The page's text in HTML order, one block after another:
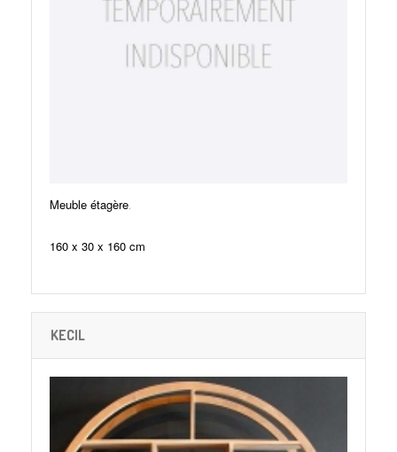
Meuble étagère
160 x 30 x 160 cm
KECIL